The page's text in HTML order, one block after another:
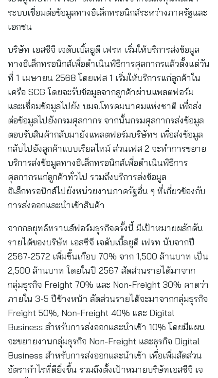
ระบบเชื่อมต่อข้อมูลทางอิเล็กทรอนิกส์ระหว่างภาครัฐและ
เอกชน
บริษัท เอสซีจี เจดับเบิ้ลยูดี เฟรท เริ่มให้บริการส่งข้อมูล
ทางอิเล็กทรอนิกส์เพื่อดำเนินพิธีการศุลกากรแล้วตั้งแต่วัน
ที่ 1 เมษายน 2568 โดยเฟส 1 เริ่มให้บริการแก่ลูกค้าใน
เครือ SCG โดยจะรับข้อมูลจากลูกค้าผ่านแพลตฟอร์ม
และเชื่อมข้อมูลไปยัง บมจ.โทรคมนาคมแห่งชาติ เพื่อส่ง
ต่อข้อมูลไปยังกรมศุลกากร จากนั้นกรมศุลกากรส่งข้อมูล
ตอบรับสินค้ากลับมายังแพลตฟอร์มบริษัทฯ เพื่อส่งข้อมูล
กลับไปยังลูกค้าแบบเรียลไทม์ ส่วนเฟส 2 จะทำการขยาย
บริการส่งข้อมูลทางอิเล็กทรอนิกส์เพื่อดำเนินพิธีการ
ศุลกากรแก่ลูกค้าทั่วไป รวมถึงบริการส่งข้อมูล
อิเล็กทรอนิกส์ไปยังหน่วยงานภาครัฐอื่น ๆ ที่เกี่ยวข้องกับ
การส่งออกและนำเข้าสินค้า
จากกลยุทธ์ทรานส์ฟอร์มธุรกิจครั้งนี้ มีเป้าหมายผลักดัน
รายได้ของบริษัท เอสซีจี เจดับเบิ้ลยูดี เฟรท นับจากปี
2567-2572 เพิ่มขึ้นเกือบ 70% จาก 1,500 ล้านบาท เป็น
2,500 ล้านบาท โดยในปี 2567 สัดส่วนรายได้มาจาก
กลุ่มธุรกิจ Freight 70% และ Non-Freight 30% คาดว่า
ภายใน 3-5 ปีข้างหน้า สัดส่วนรายได้จะมาจากกลุ่มธุรกิจ
Freight 50%, Non-Freight 40% และ Digital
Business สำหรับการส่งออกและนำเข้า 10% โดยมีแผน
จะขยายงานกลุ่มธุรกิจ Non-Freight และธุรกิจ Digital
Business สำหรับการส่งออกและนำเข้า เพื่อเพิ่มสัดส่วน
อัตรากำไรที่ดียิ่งขึ้น รวมถึงตั้งเป้าหมายบริษัทเอสซีจี เจ